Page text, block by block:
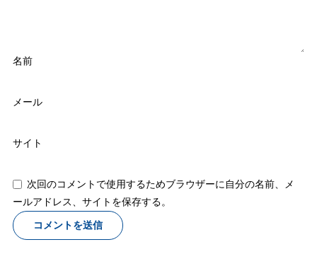
名前
メール
サイト
次回のコメントで使用するためブラウザーに自分の名前、メ
ールアドレス、サイトを保存する。